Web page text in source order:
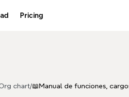
Pricing
chart/📖Manual de funciones,